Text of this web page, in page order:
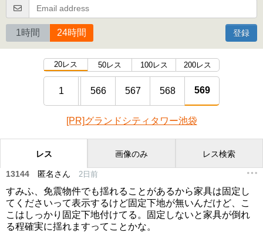
1時間 24時間 登録
20レス 50レス 100レス 200レス
1 566 567 568 569
[PR]グランドシティタワー池袋
レス 画像のみ レス検索
13144 匿名さん 2日前
すみふ、免震物件でも揺れることがあるから家具は固定し
てくださいって表示するけど固定下地が無いんだけど、こ
こはしっかり固定下地付けてる。固定しないと家具が倒れ
る程確実に揺れますってことかな。